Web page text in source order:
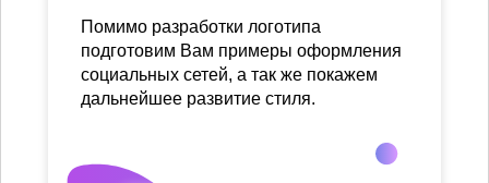
Помимо разработки логотипа
подготовим Вам примеры оформления
социальных сетей, а так же покажем
дальнейшее развитие стиля.